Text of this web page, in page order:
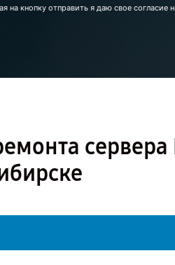
на кнопку отправить я даю свое согласие